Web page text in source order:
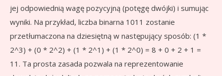
jej odpowiednią wagę pozycyjną (potęgę dwójki) i sumując
wyniki. Na przykład, liczba binarna 1011 zostanie
przetłumaczona na dziesiętną w następujący sposób: (1 *
2^3) + (0 * 2^2) + (1 * 2^1) + (1 * 2^0) = 8 + 0 + 2 + 1 =
11. Ta prosta zasada pozwala na reprezentowanie